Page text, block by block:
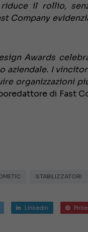
il rollio,
Company
Awards
aziendale. I
organizzazioni
di Fast
STABILIZZATORI
Linkedin